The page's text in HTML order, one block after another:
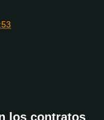
los contratos